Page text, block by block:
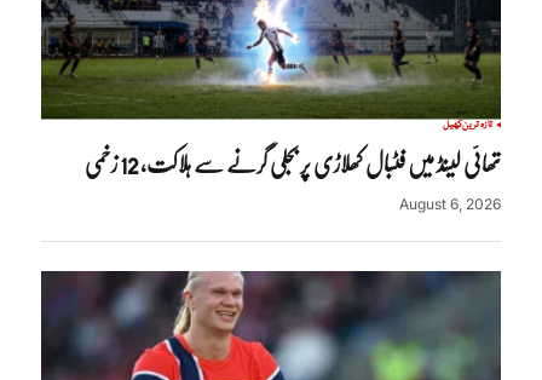
تازہ ترینکھیل
تھائی لینڈ میں فٹبال کھلاڑی پر بجلی گرنے سے ہلاکت، 12 زخمی
August 6, 2026